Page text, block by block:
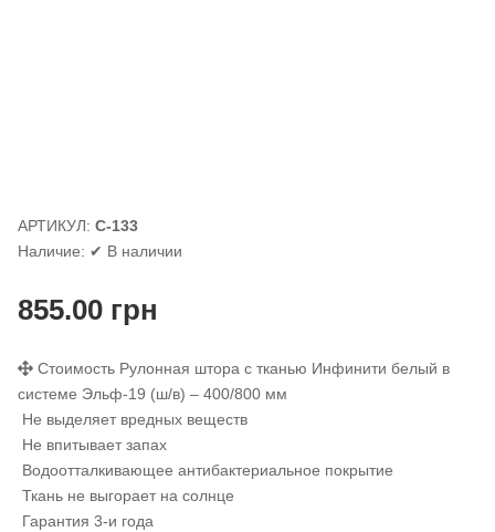
АРТИКУЛ: С-133
Наличие: ✔ В наличии
855.00грн
Стоимость Рулонная штора с тканью Инфинити белый в
системе Эльф-19 (ш/в) – 400/800 мм
Не выделяет вредных веществ
Не впитывает запах
Водоотталкивающее антибактериальное покрытие
Ткань не выгорает на солнце
Гарантия 3-и года